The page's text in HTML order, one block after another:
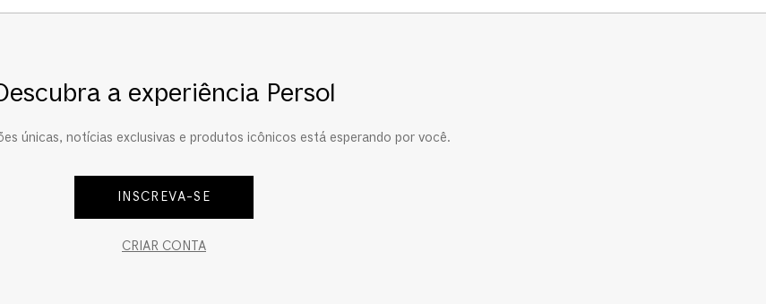
a experiência Persol
únicas, notícias exclusivas e produtos icônicos está esperando por você.
INSCREVA-SE
CRIAR CONTA